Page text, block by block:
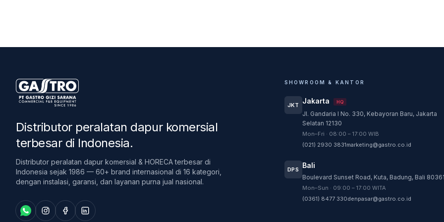
Distributor peralatan dapur komersial
terbesar di Indonesia.
Distributor peralatan dapur komersial & HORECA terbesar di
Indonesia sejak 1986 — 60+ brand internasional di 16 kategori,
dengan instalasi, garansi, dan layanan purna jual nasional.
SHOWROOM & KANTOR
JKT Jakarta HQ
Jl. Gandaria I No. 330, Kebayoran Baru, Jakarta
Selatan 12130
Mon–Fri · 08:00 – 17:00 WIB
(021) 2930 3831marketing@gastro.co.id
DPS Bali
Boulevard Sunset Road, Kuta, Badung, Bali 80361
Mon–Sun · 09:00 – 17:00 WITA
(0361) 8477 330denpasar@gastro.co.id